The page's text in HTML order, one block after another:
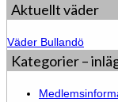
Aktuellt väder
Väder Bullandö
Kategorier –